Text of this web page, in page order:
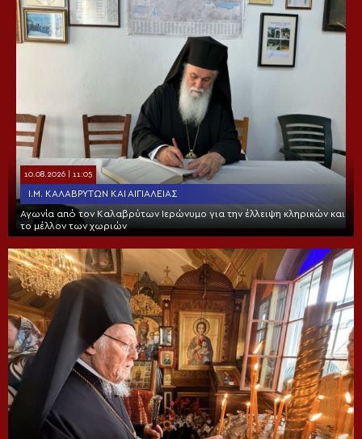
10.08.2026 | 11:05
Ι.Μ. ΚΑΛΑΒΡΎΤΩΝ ΚΑΙ ΑΙΓΙΑΛΕΊΑΣ
Αγωνία από τον Καλαβρύτων Ιερώνυμο για την έλλειψη κληρικών και
το μέλλον των χωριών